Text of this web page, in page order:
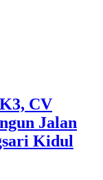
CV
Jalan
Kidul